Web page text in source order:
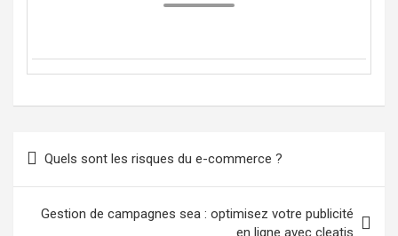
Quels sont les risques du e-commerce ?
Gestion de campagnes sea : optimisez votre publicité
en ligne avec cleatis